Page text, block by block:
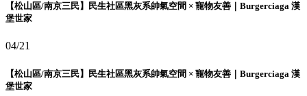
【松山區/南京三民】民生社區黑灰系帥氣空間 × 寵物友善｜Burgerciaga 漢
堡世家
04/21
【松山區/南京三民】民生社區黑灰系帥氣空間 × 寵物友善｜Burgerciaga 漢
堡世家